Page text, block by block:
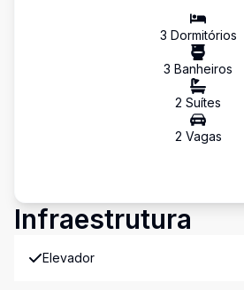
3 Dormitórios
3 Banheiros
2 Suítes
2 Vagas
Infraestrutura
Elevador